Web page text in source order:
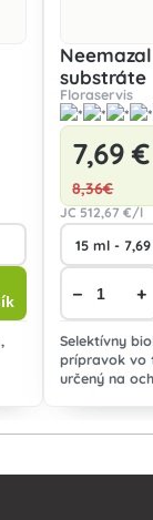
substráte
Floraservis
7,69 €
8,36€
JC 512,67 €/l
− +
Selektívny
prípravok vo
určený na